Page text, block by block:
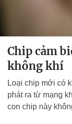
Chip cảm
không khí
Loại chip mới có
phát ra từ mạng
con chip này